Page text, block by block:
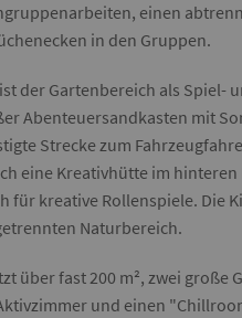
einen
in den Gruppen.
der Gartenbereich als Spiel-
Abenteuersandkasten mit
Strecke zum
eine Kreativhütte im
kreative Rollenspiele. Die
Naturbereich.
über fast 200 m², zwei
und einen